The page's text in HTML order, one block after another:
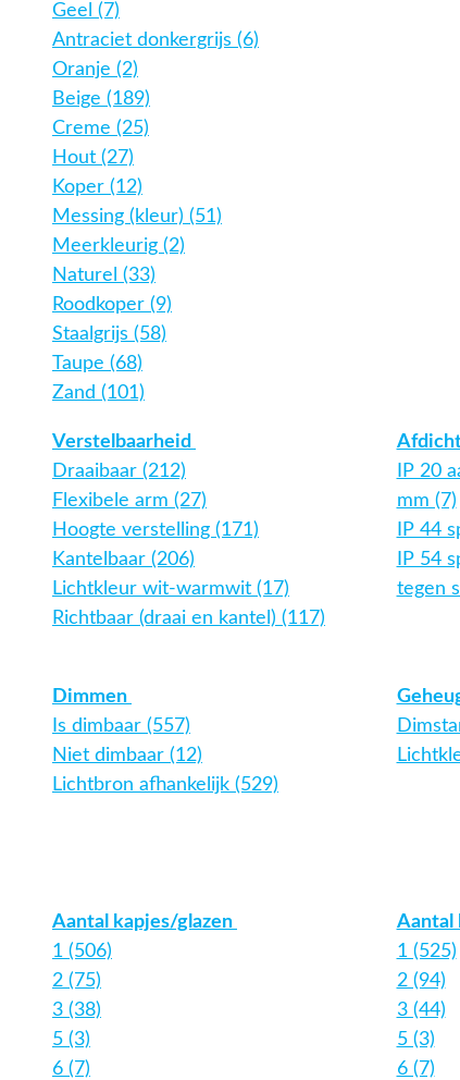
Geel (7)
Antraciet donkergrijs (6)
Oranje (2)
Beige (189)
Creme (25)
Hout (27)
Koper (12)
Messing (kleur) (51)
Meerkleurig (2)
Naturel (33)
Roodkoper (9)
Staalgrijs (58)
Taupe (68)
Zand (101)
Verstelbaarheid
Draaibaar (212)
Flexibele arm (27)
Hoogte verstelling (171)
Kantelbaar (206)
Lichtkleur wit-warmwit (17)
Richtbaar (draai en kantel) (117)
IP 20
mm (7)
IP 44
IP 54
tegen
Dimmen
Is dimbaar (557)
Niet dimbaar (12)
Lichtbron afhankelijk (529)
Aantal kapjes/glazen
1 (506)
2 (75)
3 (38)
5 (3)
6 (7)
Aantal
1 (525)
2 (94)
3 (44)
5 (3)
6 (7)